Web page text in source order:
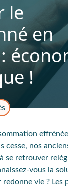
le
en
!
cesse, nos
se retrouver
vous la
vie ? Les